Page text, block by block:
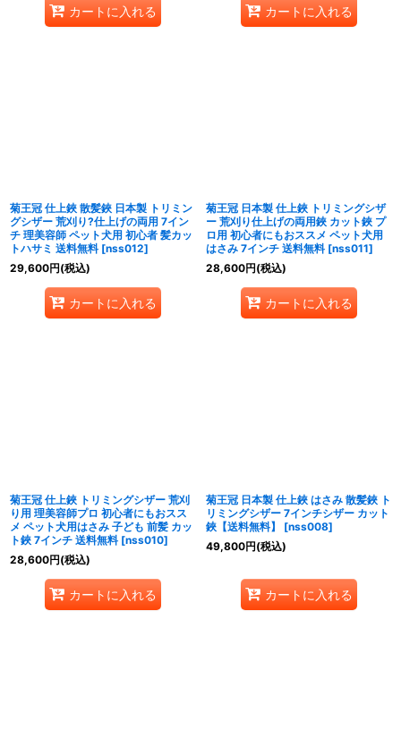
カートに入れる カートに入れる
菊王冠 仕上鋏 散髪鋏 日本製 トリミン
グシザー 荒刈り?仕上げの両用 7イン
チ 理美容師 ペット犬用 初心者 髪カッ
トハサミ 送料無料 [nss012]
29,600円(税込)
カートに入れる
菊王冠 日本製 仕上鋏 トリミングシザ
ー 荒刈り仕上げの両用鋏 カット鋏 プ
ロ用 初心者にもおススメ ペット犬用
はさみ 7インチ 送料無料 [nss011]
28,600円(税込)
カートに入れる
菊王冠 仕上鋏 トリミングシザー 荒刈
り用 理美容師プロ 初心者にもおスス
メ ペット犬用はさみ 子ども 前髪 カッ
ト鋏 7インチ 送料無料 [nss010]
28,600円(税込)
カートに入れる
菊王冠 日本製 仕上鋏 はさみ 散髪鋏 ト
リミングシザー 7インチシザー カット
鋏【送料無料】
[nss008]
49,800円(税込)
カートに入れる